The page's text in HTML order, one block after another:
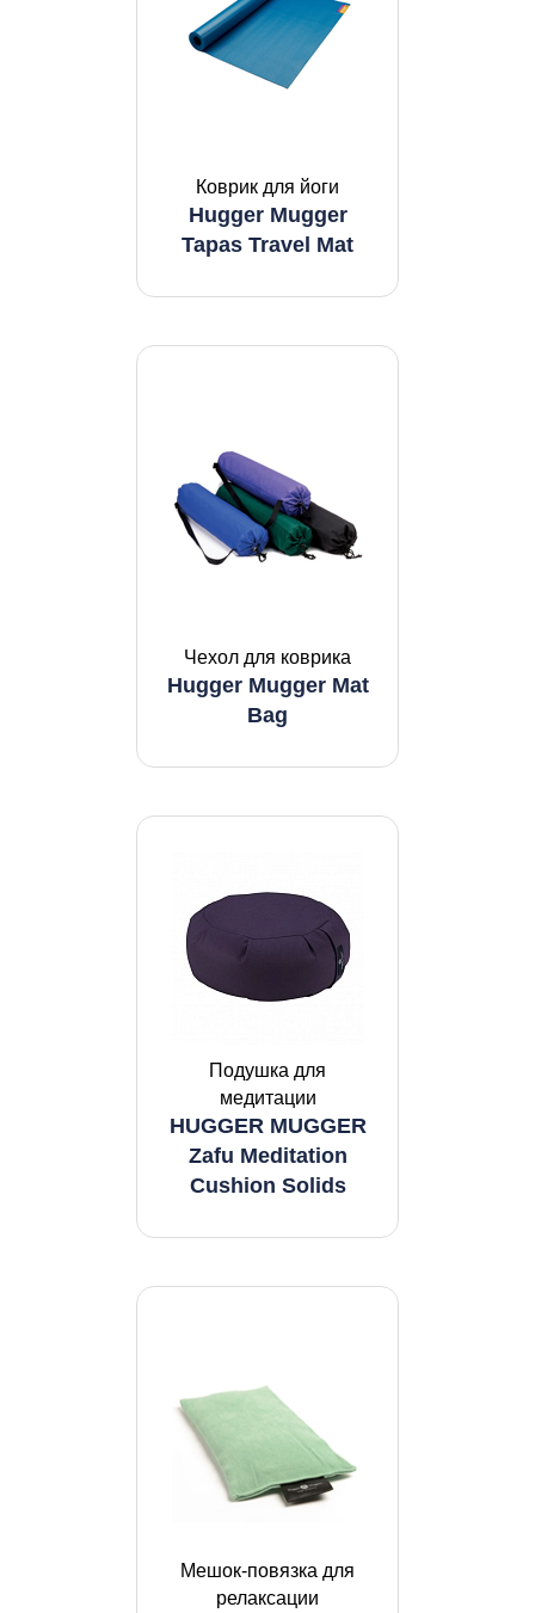
Коврик для йоги
Hugger Mugger
Tapas Travel Mat
Чехол для коврика
Hugger Mugger Mat
Bag
Подушка для
медитации
HUGGER MUGGER
Zafu Meditation
Cushion Solids
Мешок-повязка для
релаксации